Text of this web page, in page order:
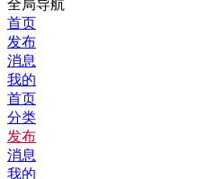
全局导航
首页
发布
消息
我的
首页
分类
发布
消息
我的